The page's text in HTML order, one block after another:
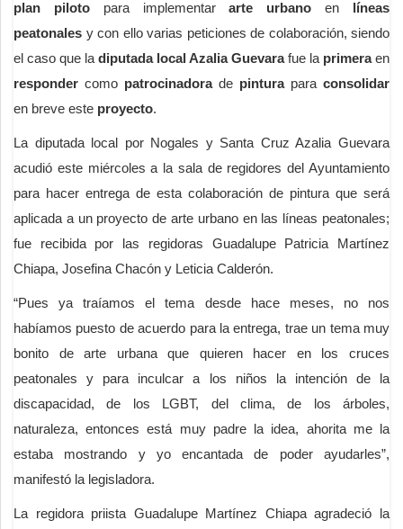
plan pilotopara implementararte urbanoen líneas
peatonales y con ello varias peticiones de colaboración, siendo
el caso que la diputada local Azalia Guevarafue la primeraen
responder como patrocinadorade pinturapara consolidar
en breve este proyecto.
La diputada local por Nogales y Santa Cruz Azalia Guevara
acudió este miércoles a la sala de regidores del Ayuntamiento
para hacer entrega de esta colaboración de pintura que será
aplicada a un proyecto de arte urbano en las líneas peatonales;
fue recibida por las regidoras Guadalupe Patricia Martínez
Chiapa, Josefina Chacón y Leticia Calderón.
“Pues ya traíamos el tema desde hace meses, no nos
habíamos puesto de acuerdo para la entrega, trae un tema muy
bonito de arte urbana que quieren hacer en los cruces
peatonales y para inculcar a los niños la intención de la
discapacidad, de los LGBT, del clima, de los árboles,
naturaleza, entonces está muy padre la idea, ahorita me la
estaba mostrando y yo encantada de poder ayudarles”,
manifestó la legisladora.
La regidora priista Guadalupe Martínez Chiapa agradeció la